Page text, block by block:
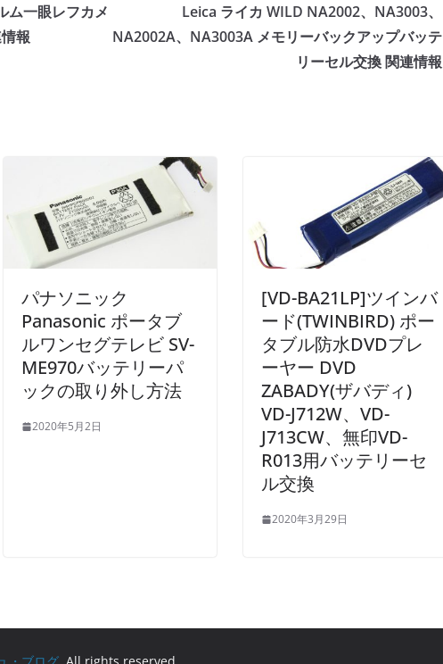
一眼レフカメ
報
Leica ライカ WILD NA2002、NA3003、
NA2002A、NA3003A メモリーバックアップバッテ
リーセル交換 関連情報
パナソニック
Panasonic ポータブ
ルワンセグテレビ SV-
ME970バッテリーパ
ックの取り外し方法
2020年5月2日
[VD-BA21LP]ツインバ
ード(TWINBIRD) ポー
タブル防水DVDプレ
ーヤー DVD
ZABADY(ザバディ)
VD-J712W、VD-
J713CW、無印VD-
R013用バッテリーセ
ル交換
2020年3月29日